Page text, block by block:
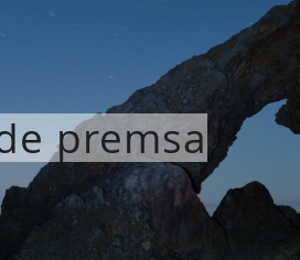
premsa